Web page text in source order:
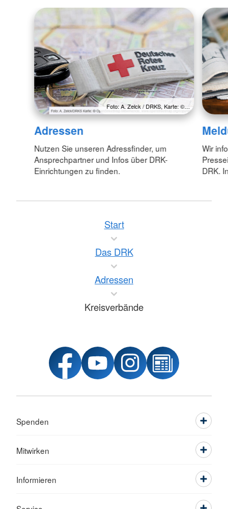
Foto: A. Zelck / DRKS, Karte: ©…
Adressen
Nutzen Sie unseren Adressfinder, um
Ansprechpartner und Infos über DRK-
Einrichtungen zu finden.
Wir
DRK.
Start
Das DRK
Adressen
Kreisverbände
Spenden
Mitwirken
Informieren